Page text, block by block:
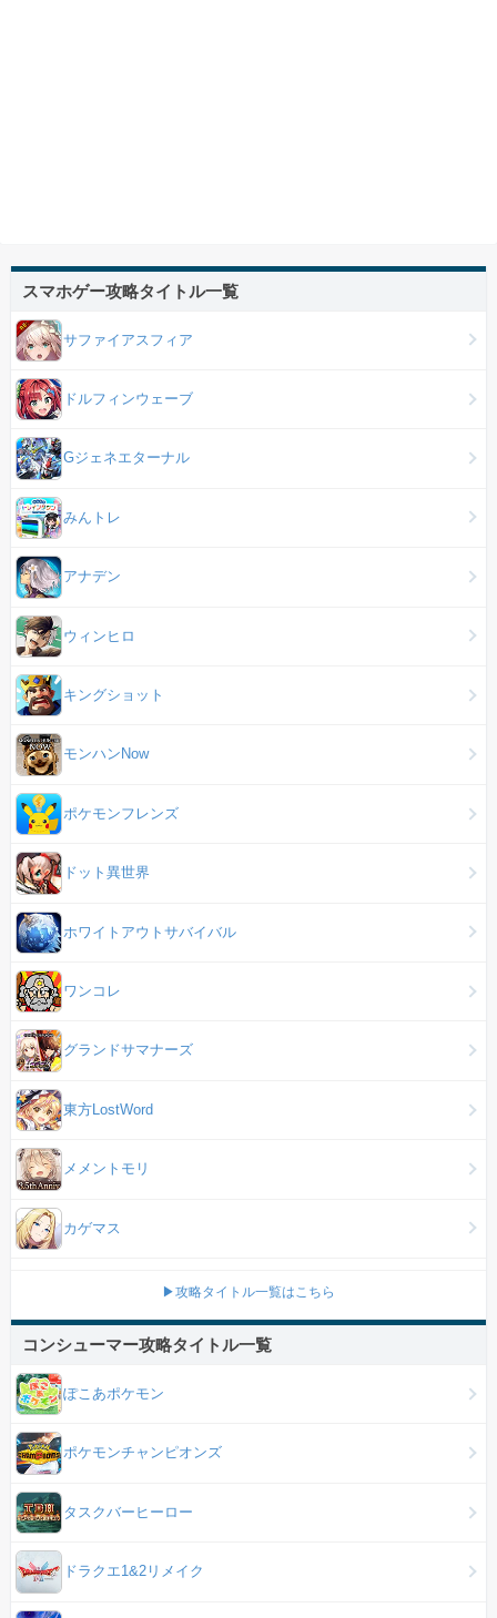
スマホゲー攻略タイトル一覧
サファイアスフィア
ドルフィンウェーブ
Gジェネエターナル
みんトレ
アナデン
ウィンヒロ
キングショット
モンハンNow
ポケモンフレンズ
ドット異世界
ホワイトアウトサバイバル
ワンコレ
グランドサマナーズ
東方LostWord
メメントモリ
カゲマス
▶攻略タイトル一覧はこちら
コンシューマー攻略タイトル一覧
ぽこあポケモン
ポケモンチャンピオンズ
タスクバーヒーロー
ドラクエ1&2リメイク